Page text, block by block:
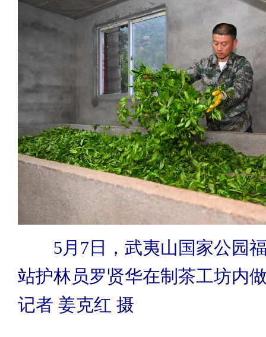
5月7日，武夷山国家公园福
站护林员罗贤华在制茶工坊内
记者 姜克红 摄